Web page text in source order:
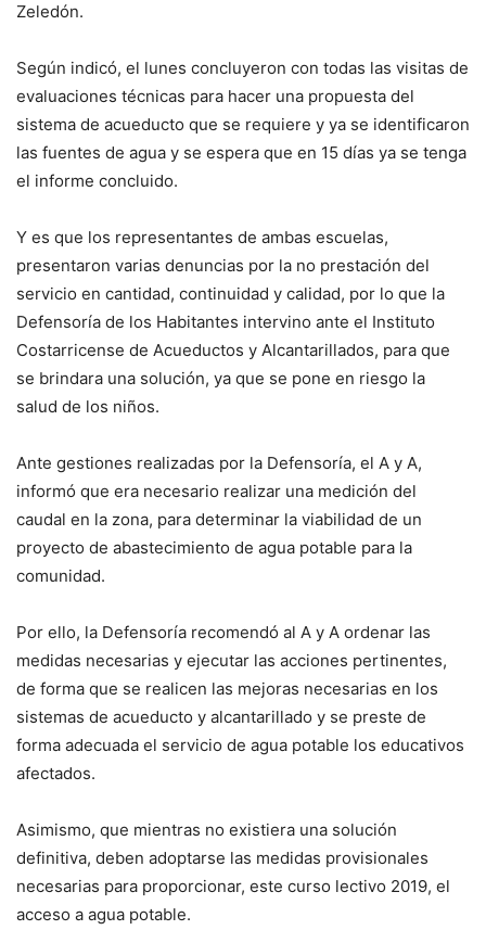
Zeledón.
Según indicó, el lunes concluyeron con todas las visitas de
evaluaciones técnicas para hacer una propuesta del
sistema de acueducto que se requiere y ya se identificaron
las fuentes de agua y se espera que en 15 días ya se tenga
el informe concluido.
Y es que los representantes de ambas escuelas,
presentaron varias denuncias por la no prestación del
servicio en cantidad, continuidad y calidad, por lo que la
Defensoría de los Habitantes intervino ante el Instituto
Costarricense de Acueductos y Alcantarillados, para que
se brindara una solución, ya que se pone en riesgo la
salud de los niños.
Ante gestiones realizadas por la Defensoría, el A y A,
informó que era necesario realizar una medición del
caudal en la zona, para determinar la viabilidad de un
proyecto de abastecimiento de agua potable para la
comunidad.
Por ello, la Defensoría recomendó al A y A ordenar las
medidas necesarias y ejecutar las acciones pertinentes,
de forma que se realicen las mejoras necesarias en los
sistemas de acueducto y alcantarillado y se preste de
forma adecuada el servicio de agua potable los educativos
afectados.
Asimismo, que mientras no existiera una solución
definitiva, deben adoptarse las medidas provisionales
necesarias para proporcionar, este curso lectivo 2019, el
acceso a agua potable.